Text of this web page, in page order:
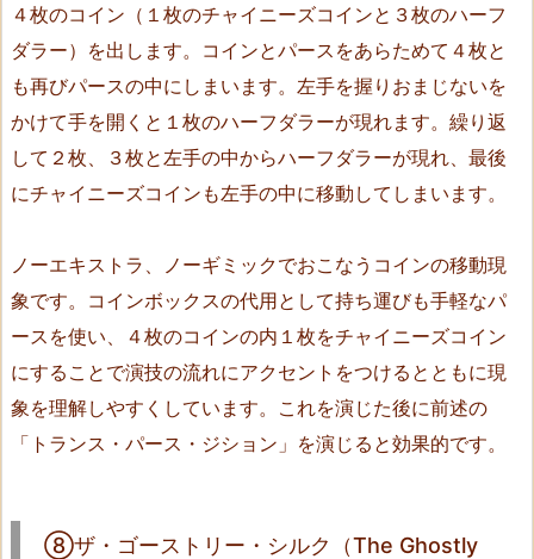
ー
ス
ト
リ
ル
（T
h
e
G
o
s
y
４枚のコイン（１枚のチャイニーズコインと３枚のハーフ
ダラー）を出します。コインとパースをあらためて４枚と
も再びパースの中にしまいます。左手を握りおまじないを
かけて手を開くと１枚のハーフダラーが現れます。繰り返
して２枚、３枚と左手の中からハーフダラーが現れ、最後
にチャイニーズコインも左手の中に移動してしまいます。
ノーエキストラ、ノーギミックでおこなうコインの移動現
象です。コインボックスの代用として持ち運びも手軽なパ
ースを使い、４枚のコインの内１枚をチャイニーズコイン
にすることで演技の流れにアクセントをつけるとともに現
象を理解しやすくしています。これを演じた後に前述の
「トランス・パース・ジション」を演じると効果的です。
⑧ザ・ゴーストリー・シルク（The Ghostly